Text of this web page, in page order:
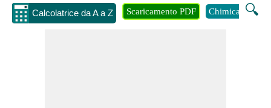
Calcolatrice da A a Z 🔍
Scaricamento PDF Chimica